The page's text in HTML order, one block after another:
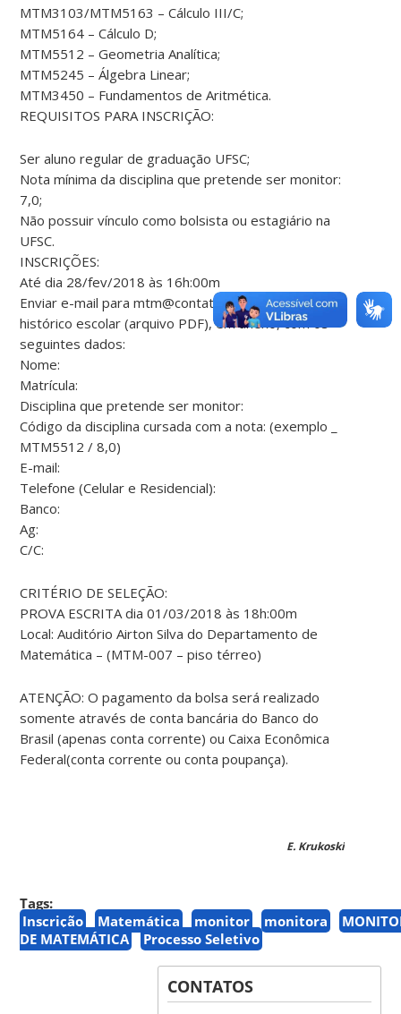
MTM3103/MTM5163 – Cálculo III/C;
MTM5164 – Cálculo D;
MTM5512 – Geometria Analítica;
MTM5245 – Álgebra Linear;
MTM3450 – Fundamentos de Aritmética.
REQUISITOS PARA INSCRIÇÃO:
Ser aluno regular de graduação UFSC;
Nota mínima da disciplina que pretende ser monitor:
7,0;
Não possuir vínculo como bolsista ou estagiário na
UFSC.
INSCRIÇÕES:
Até dia 28/fev/2018 às 16h:00m
Enviar e-mail para mtm@contato.ufsc.br com
histórico escolar (arquivo PDF), em anexo, com os
seguintes dados:
Nome:
Matrícula:
Disciplina que pretende ser monitor:
Código da disciplina cursada com a nota: (exemplo _
MTM5512 / 8,0)
E-mail:
Telefone (Celular e Residencial):
Banco:
Ag:
C/C:
CRITÉRIO DE SELEÇÃO:
PROVA ESCRITA dia 01/03/2018 às 18h:00m
Local: Auditório Airton Silva do Departamento de
Matemática – (MTM-007 – piso térreo)
ATENÇÃO: O pagamento da bolsa será realizado
somente através de conta bancária do Banco do
Brasil (apenas conta corrente) ou Caixa Econômica
Federal(conta corrente ou conta poupança).
E. Krukoski
Tags:
Inscrição
Matemática monitor monitora
DE MATEMÁTICA
Processo Seletivo
CONTATOS